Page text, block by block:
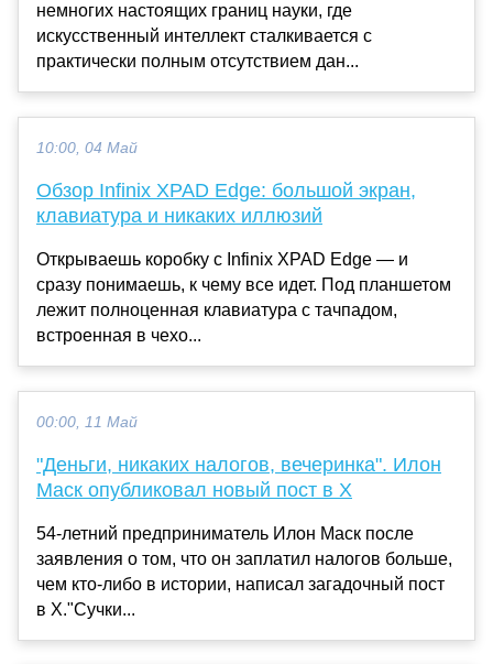
немногих настоящих границ науки, где
искусственный интеллект сталкивается с
практически полным отсутствием дан...
10:00, 04 Май
Обзор Infinix XPAD Edge: большой экран,
клавиатура и никаких иллюзий
Открываешь коробку с Infinix XPAD Edge — и
сразу понимаешь, к чему все идет. Под планшетом
лежит полноценная клавиатура с тачпадом,
встроенная в чехо...
00:00, 11 Май
"Деньги, никаких налогов, вечеринка". Илон
Маск опубликовал новый пост в X
54-летний предприниматель Илон Маск после
заявления о том, что он заплатил налогов больше,
чем кто-либо в истории, написал загадочный пост
в X."Сучки...